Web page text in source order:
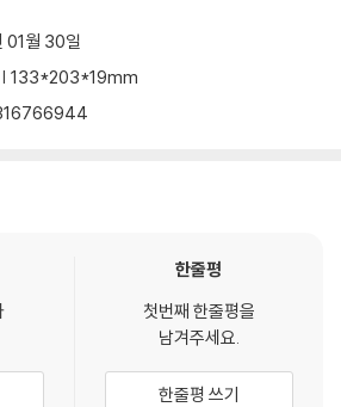
01월 30일
133*203*19mm
한줄평
첫번째 한줄평을
남겨주세요.
한줄평 쓰기